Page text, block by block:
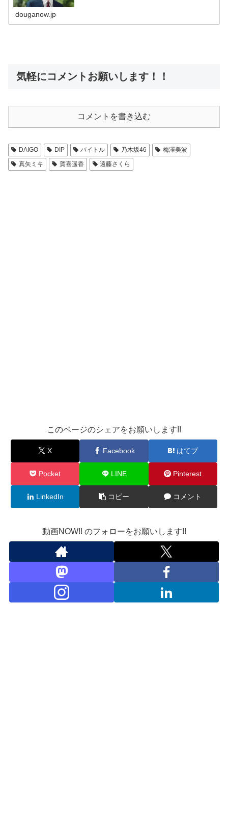
douganow.jp
気軽にコメントお願いします！！
コメントを書き込む
DAIGO DIP バイトル 乃木坂46
梅澤美波
真矢ミキ
賀喜遥香 遠藤さくら
このページのシェアをお願いします!!
X Facebook はてブ
Pocket LINE Pinterest
LinkedIn コピー コメント
動画NOW!! のフォローをお願いします!!